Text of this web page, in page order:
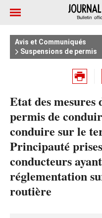
Avis et Communiqués
Suspensions de permis
Etat des mesures
permis de
conduire sur le
Principauté
conducteurs
réglementation
routière